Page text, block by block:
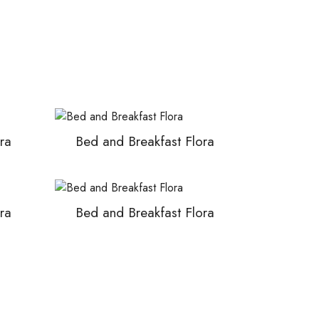
Bed and Breakfast Flora
Bed and Breakfast Flora